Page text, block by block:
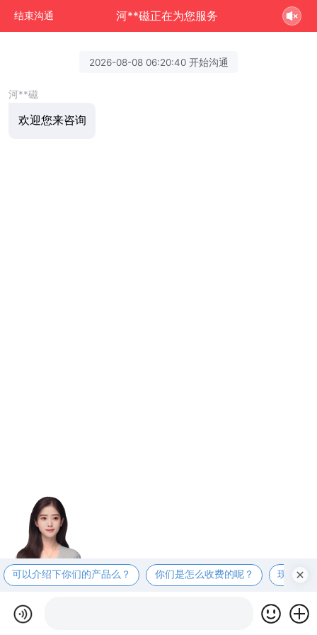
结束沟通 河**磁正在为您服务
2026-08-08 06:20:40 开始沟通
河**磁
欢迎您来咨询
可以介绍下你们的产品么？ 你们是怎么收费的呢？ 现在有